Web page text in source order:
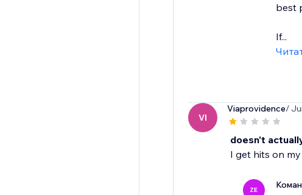
best
If...
VI
Viaprovidence/
doesn't
I get hits on
ZE